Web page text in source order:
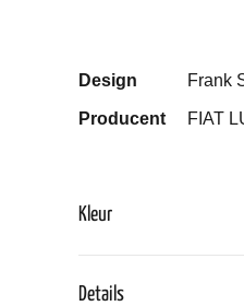
Design Frank
Producent FIAT
Kleur
Details